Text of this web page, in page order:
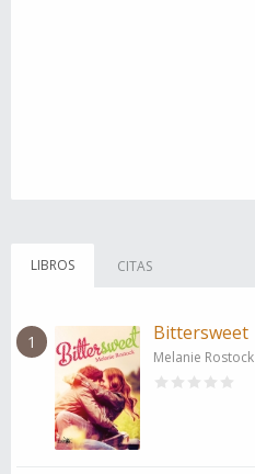
LIBROS CITAS
1 Bittersweet
Melanie Rostock